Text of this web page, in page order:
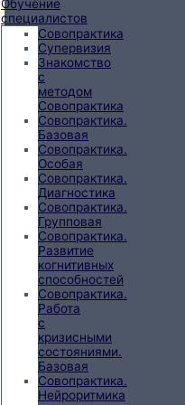
Обучение
специалистов
Совопрактика
Супервизия
Знакомство
с
методом
Совопрактика
Совопрактика.
Базовая
Совопрактика.
Особая
Совопрактика.
Диагностика
Совопрактика.
Групповая
Совопрактика.
Развитие
когнитивных
способностей
Совопрактика.
Работа
с
кризисными
состояниями.
Базовая
Совопрактика.
Нейроритмика